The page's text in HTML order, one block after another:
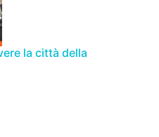
la città della